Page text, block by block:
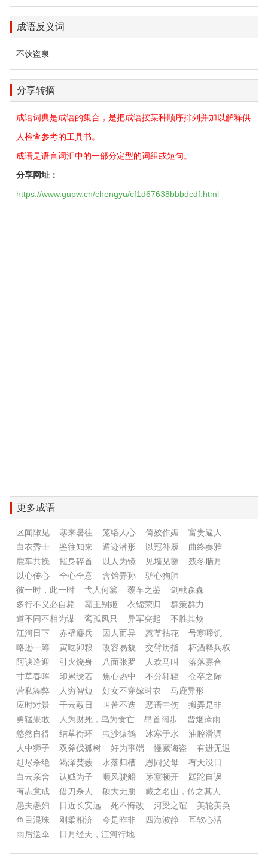
成语反义词
不饮盗泉
分享转摘
成语词典是成语的集合，是把成语按某种顺序排列并加以解释供
人检查参考的工具书。
成语是语言词汇中的一部分定型的词组或短句。
分享网址：
https://www.gupw.cn/chengyu/cf1d67638bbbdcdf.html
更多成语
区闻陬见 寒来暑往 笼络人心 倚姣作媚
富贵逼人
白衣秀士
鉴往知来 遁迹潜形 以冠补履
曲终奏雅
鹿车共挽
摧身碎首 以人为镜 见墙见羹
残冬腊月
以心传心
全心全意 含饴弄孙
驴心狗肺
彼一时，此一时
弋人何篡 覆车之鉴
剑戟森森
多行不义必自毙
霸王别姬 衣锦荣归
群策群力
道不同不相为谋
鸾孤凤只 异军突起
不胜其烦
江河日下
赤壁鏖兵 因人而异 惹草拈花
号寒啼饥
略逊一筹
寅吃卯粮 改容易貌 交臂历指
杯酒释兵权
阿谀逢迎
引火烧身 八面张罗 人欢马叫
落落寡合
寸草春晖
印累绶若 焦心热中 不分轩轾
仓卒之际
营私舞弊
人穷智短 好女不穿嫁时衣
马鹿异形
应时对景
干云蔽日 叫苦不迭 恶语中伤
搬弄是非
勇猛果敢
人为财死，鸟为食亡 昂首阔步
蛮烟瘴雨
悠然自得
结草衔环 虫沙猿鹤 冰寒于水
油腔滑调
人中狮子
双斧伐孤树 好为事端 慢藏诲盗
有进无退
赶尽杀绝
竭泽焚薮 水落归槽 恩同父母
有天没日
白云亲舍
认贼为子 顺风驶船 茅塞顿开
蹉跎自误
有志竟成
借刀杀人 硕大无朋
藏之名山，传之其人
愚夫愚妇
日近长安远 死不悔改 河梁之谊
美轮美奂
鱼目混珠
刚柔相济 今是昨非 四海波静
耳软心活
雨后送伞
日月经天，江河行地